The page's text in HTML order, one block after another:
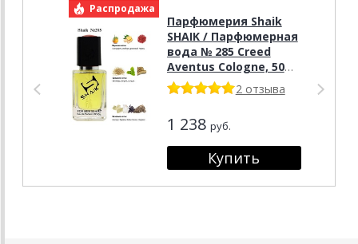
Распродажа
Парфюмерия Shaik
SHAIK / Парфюмерная
вода № 285 Creed
Aventus Cologne, 50
мл.
2 отзыва
1 238 руб.